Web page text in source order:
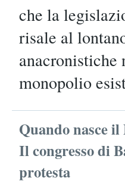
che la
risale al
anacronistiche
monopolio
Quando nasce
Il congresso di
protesta